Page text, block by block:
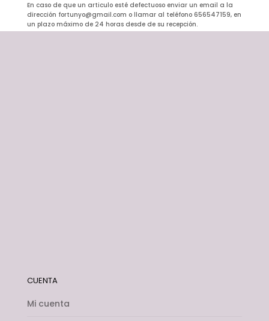
En caso de que un articulo esté defectuoso enviar un email a la
dirección fortunyo@gmail.com o llamar al teléfono 656547159, en
un plazo máximo de 24 horas desde de su recepción.
CUENTA
Mi cuenta